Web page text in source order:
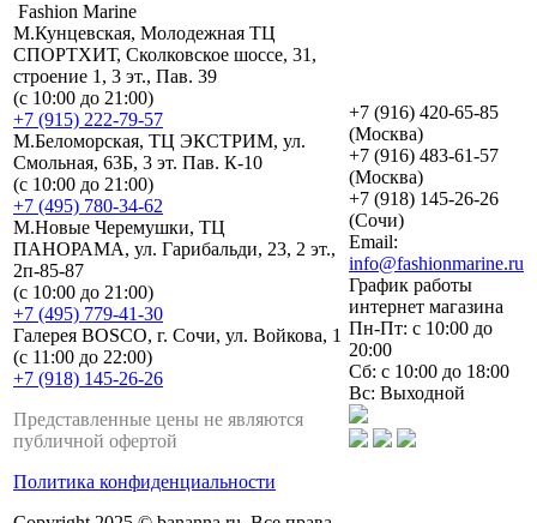
Fashion Marine
М.Кунцевская, Молодежная ТЦ
СПОРТХИТ, Сколковское шоссе, 31,
строение 1, 3 эт., Пав. 39
(с 10:00 до 21:00)
+7 (915) 222-79-57
М.Беломорская, ТЦ ЭКСТРИМ, ул.
Смольная, 63Б, 3 эт. Пав. К-10
(с 10:00 до 21:00)
+7 (495) 780-34-62
М.Новые Черемушки, ТЦ
ПАНОРАМА, ул. Гарибальди, 23, 2 эт.,
2п-85-87
(с 10:00 до 21:00)
+7 (495) 779-41-30
Галерея BOSCO, г. Сочи, ул. Войкова, 1
(с 11:00 до 22:00)
+7 (918) 145-26-26
Представленные цены не являются
публичной офертой
Политика конфиденциальности
+7 (916) 420-65-85
(Москва)
+7 (916) 483-61-57
(Москва)
+7 (918) 145-26-26
(Сочи)
Email:
info@fashionmarine.ru
График работы
интернет магазина
Пн-Пт: с 10:00 до
20:00
Сб: с 10:00 до 18:00
Вс: Выходной